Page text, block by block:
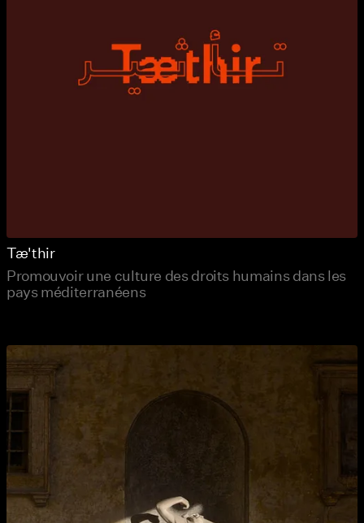
Tæ'thir
Promouvoir une culture des droits humains dans les
pays méditerranéens